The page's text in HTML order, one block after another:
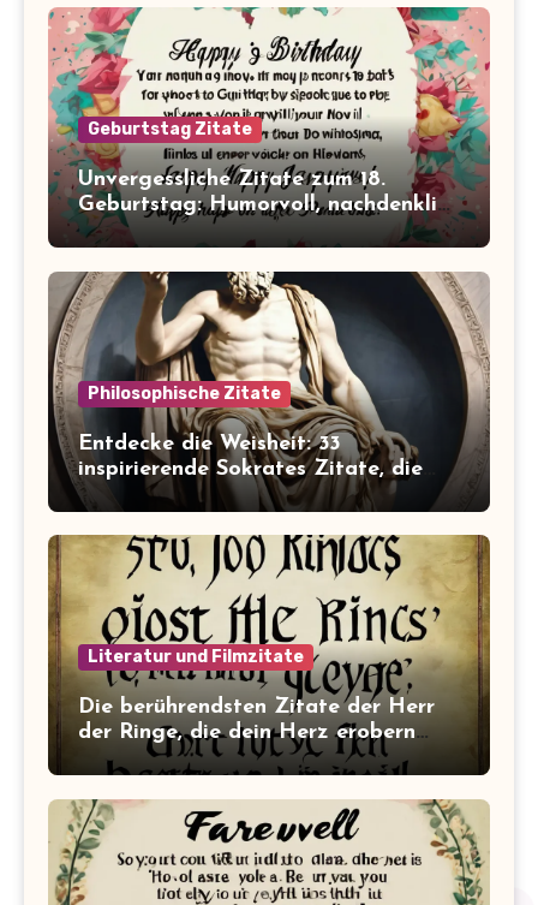
Geburtstag Zitate
Unvergessliche Zitate zum 18.
Geburtstag: Humorvoll, nachdenklich
und inspirierend!
Philosophische Zitate
Entdecke die Weisheit: 33
inspirierende Sokrates Zitate, die
dein Leben verändern werden
Literatur und Filmzitate
Die berührendsten Zitate der Herr
der Ringe, die dein Herz erobern
werden!